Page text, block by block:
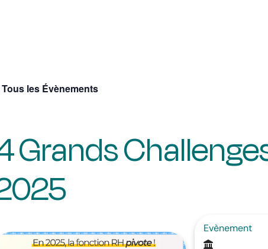
Tous les Évènements
Grands
Evènement